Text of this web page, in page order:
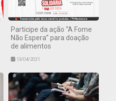
Participe da ação “A Fome
Não Espera” para doação
de alimentos
13/04/2021